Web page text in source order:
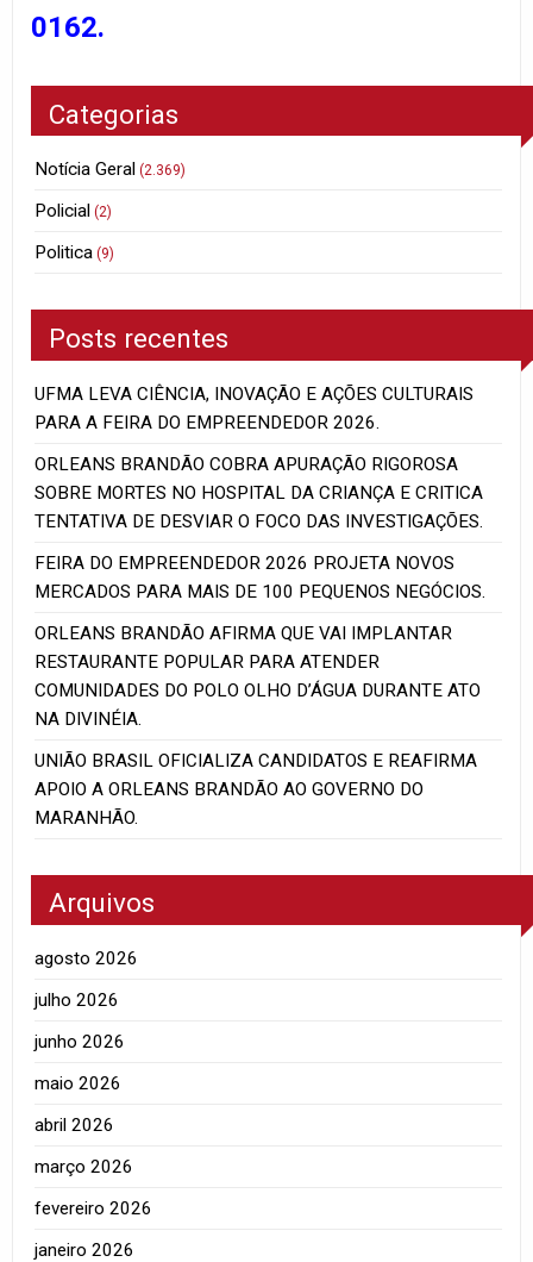
0162.
Categorias
Notícia Geral (2.369)
Policial (2)
Politica (9)
Posts recentes
UFMA LEVA CIÊNCIA, INOVAÇÃO E AÇÕES CULTURAIS
PARA A FEIRA DO EMPREENDEDOR 2026.
ORLEANS BRANDÃO COBRA APURAÇÃO RIGOROSA
SOBRE MORTES NO HOSPITAL DA CRIANÇA E CRITICA
TENTATIVA DE DESVIAR O FOCO DAS INVESTIGAÇÕES.
FEIRA DO EMPREENDEDOR 2026 PROJETA NOVOS
MERCADOS PARA MAIS DE 100 PEQUENOS NEGÓCIOS.
ORLEANS BRANDÃO AFIRMA QUE VAI IMPLANTAR
RESTAURANTE POPULAR PARA ATENDER
COMUNIDADES DO POLO OLHO D’ÁGUA DURANTE ATO
NA DIVINÉIA.
UNIÃO BRASIL OFICIALIZA CANDIDATOS E REAFIRMA
APOIO A ORLEANS BRANDÃO AO GOVERNO DO
MARANHÃO.
Arquivos
agosto 2026
julho 2026
junho 2026
maio 2026
abril 2026
março 2026
fevereiro 2026
janeiro 2026